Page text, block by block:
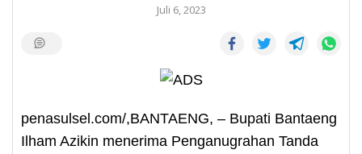
Juli 6, 2023
penasulsel.com/,BANTAENG, – Bupati Bantaeng
Ilham Azikin menerima Penganugrahan Tanda